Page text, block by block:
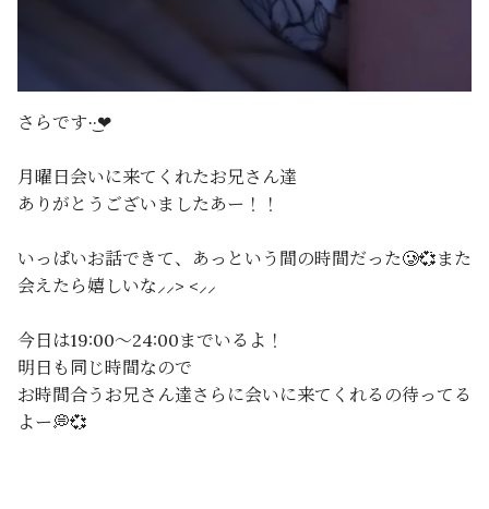
さらです·͜·❤︎‬
月曜日会いに来てくれたお兄さん達
ありがとうございましたあー！！
いっぱいお話できて、あっという間の時間だった🥲💞また
会えたら嬉しいな⸝⸝> <⸝⸝
今日は19:00〜24:00までいるよ！
明日も同じ時間なので
お時間合うお兄さん達さらに会いに来てくれるの待ってる
よー💭💞